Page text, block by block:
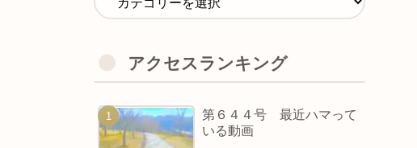
アクセスランキング
第６４４号 最近ハマって
いる動画